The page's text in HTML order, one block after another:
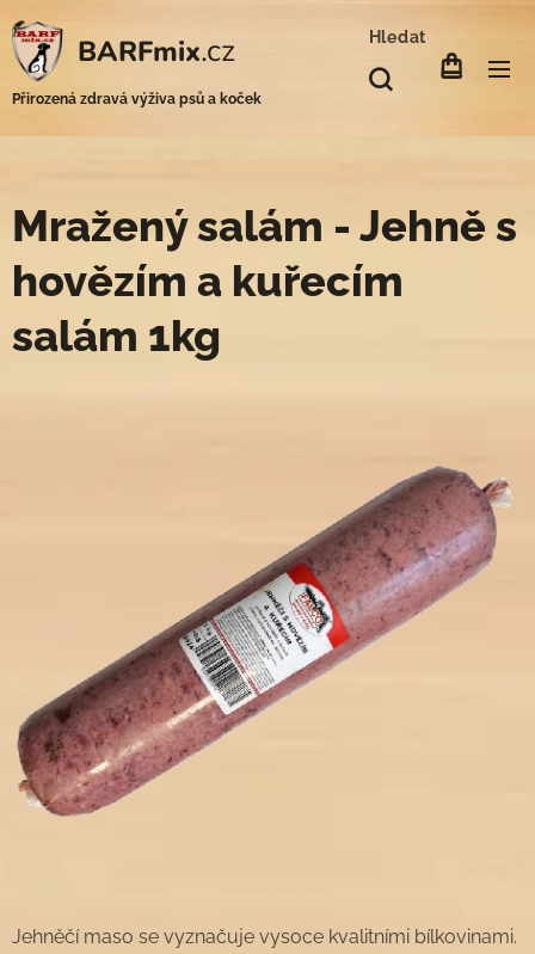
BARFmix.cz
Přirozená zdravá výživa psů a koček
Hledat
Mražený salám - Jehně s
hovězím a kuřecím
salám 1kg
Jehněčí maso se vyznačuje vysoce kvalitními bílkovinami.